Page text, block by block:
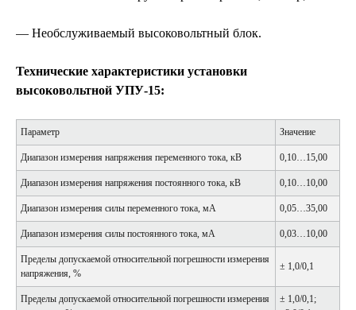
— Необслуживаемый высоковольтный блок.
Технические характеристики установки
высоковольтной УПУ-15:
Параметр Значение
Диапазон измерения напряжения переменного тока, кВ 0,10…15,00
Диапазон измерения напряжения постоянного тока, кВ 0,10…10,00
Диапазон измерения силы переменного тока, мА 0,05…35,00
Диапазон измерения силы постоянного тока, мА 0,03…10,00
Пределы допускаемой относительной погрешности измерения
напряжения, %
± 1,0/0,1
Пределы допускаемой относительной погрешности измерения
± 1,0/0,1;